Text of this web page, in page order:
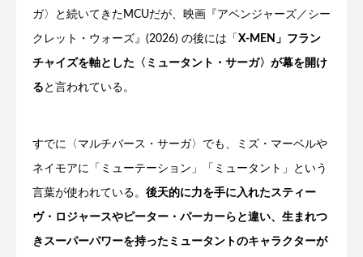
ガ〉と続いてきたMCUだが、映画『アベンジャーズ／シー
クレット・ウォーズ』(2026) の後には「 X-MEN」フラン
チャイズを軸とした〈ミュータント・サーガ〉が幕を開け
る と言われている。
すでに〈マルチバース・サーガ〉でも、ミズ・マーベルや
ネイモアに「ミューテーション」「ミュータント」という
言葉が使われている。 後天的に力を手に入れたスティー
ヴ・ロジャースやピーター・パーカーらと違い、生まれつ
きスーパーパワーを持ったミュータントのキャラクターが